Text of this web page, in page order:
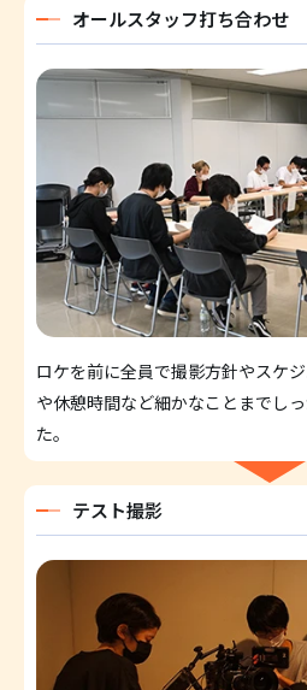
オールスタッフ打ち合わせ
ロケを前に全員で撮影方針やスケ
や休憩時間など細かなことまでし
た。
テスト撮影